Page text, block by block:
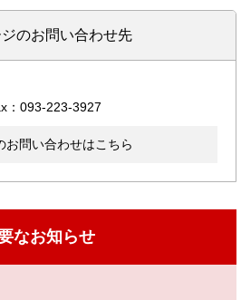
のお問い合わせ先
：093-223-3927
お問い合わせはこちら
なお知らせ